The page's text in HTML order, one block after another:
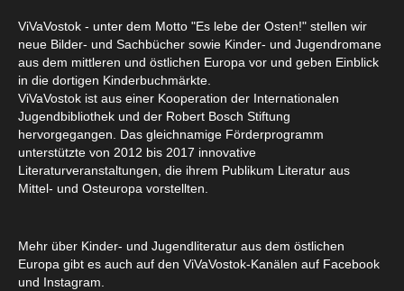
ViVaVostok - unter dem Motto "Es lebe der Osten!" stellen wir
neue Bilder- und Sachbücher sowie Kinder- und Jugendromane
aus dem mittleren und östlichen Europa vor und geben Einblick
in die dortigen Kinderbuchmärkte.
ViVaVostok ist aus einer Kooperation der Internationalen
Jugendbibliothek und der Robert Bosch Stiftung
hervorgegangen. Das gleichnamige Förderprogramm
unterstützte von 2012 bis 2017 innovative
Literaturveranstaltungen, die ihrem Publikum Literatur aus
Mittel- und Osteuropa vorstellten.
Mehr über Kinder- und Jugendliteratur aus dem östlichen
Europa gibt es auch auf den ViVaVostok-Kanälen auf Facebook
und Instagram.